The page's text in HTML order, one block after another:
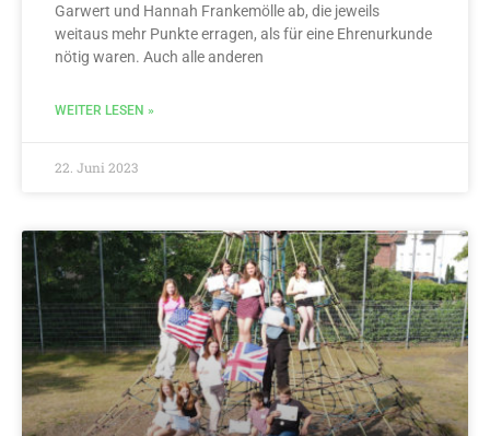
Garwert und Hannah Frankemölle ab, die jeweils
weitaus mehr Punkte erragen, als für eine Ehrenurkunde
nötig waren. Auch alle anderen
WEITER LESEN »
22. Juni 2023